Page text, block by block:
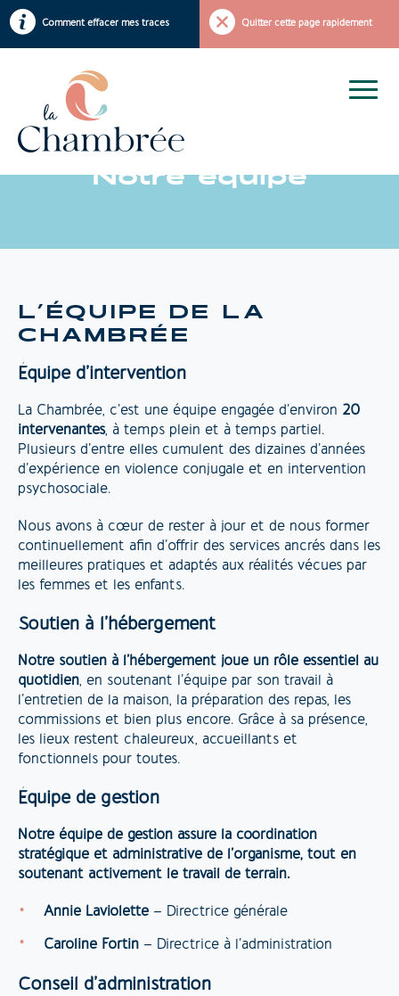
Comment effacer mes traces Quitter cette page rapidement
Notre équipe
L’ÉQUIPE DE LA
CHAMBRÉE
Équipe d’intervention
La Chambrée, c’est une équipe engagée d’environ 20
intervenantes, à temps plein et à temps partiel.
Plusieurs d’entre elles cumulent des dizaines d’années
d’expérience en violence conjugale et en intervention
psychosociale.
Nous avons à cœur de rester à jour et de nous former
continuellement afin d’offrir des services ancrés dans les
meilleures pratiques et adaptés aux réalités vécues par
les femmes et les enfants.
Soutien à l’hébergement
Notre soutien à l’hébergement joue un rôle essentiel au
quotidien, en soutenant l’équipe par son travail à
l’entretien de la maison, la préparation des repas, les
commissions et bien plus encore. Grâce à sa présence,
les lieux restent chaleureux, accueillants et
fonctionnels pour toutes.
Équipe de gestion
Notre équipe de gestion assure la coordination
stratégique et administrative de l’organisme, tout en
soutenant activement le travail de terrain.
Annie Laviolette– Directrice générale
Caroline Fortin– Directrice à l’administration
Conseil d’administration